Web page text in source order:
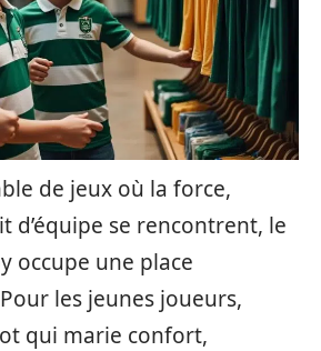
de jeux où la force,
d’équipe se rencontrent, le
occupe une place
les jeunes joueurs,
qui marie confort,